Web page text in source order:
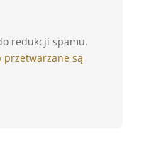
redukcji spamu.
przetwarzane są